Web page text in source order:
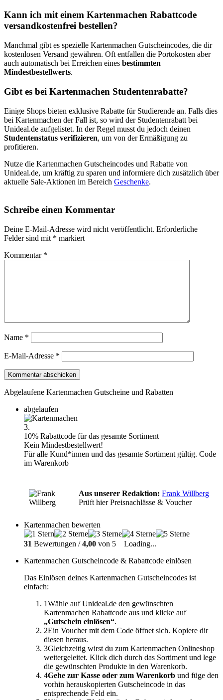
Kann ich mit einem Kartenmachen Rabattcode
versandkostenfrei bestellen?
Manchmal gibt es spezielle Kartenmachen Gutscheincodes, die dir
kostenlosen Versand gewähren. Oft entfallen die Portokosten aber
auch automatisch bei Erreichen eines bestimmten
Mindestbestellwerts.
Gibt es bei Kartenmachen Studentenrabatte?
Einige Shops bieten exklusive Rabatte für Studierende an. Falls dies
bei Kartenmachen der Fall ist, so wird der Studentenrabatt bei
Unideal.de aufgelistet. In der Regel musst du jedoch deinen
Studentenstatus verifizieren, um von der Ermäßigung zu
profitieren.
Nutze die Kartenmachen Gutscheincodes und Rabatte von
Unideal.de, um kräftig zu sparen und informiere dich zusätzlich über
aktuelle Sale-Aktionen im Bereich Geschenke.
Schreibe einen Kommentar
Deine E-Mail-Adresse wird nicht veröffentlicht. Erforderliche
Felder sind mit * markiert
Kommentar *
Name *
E-Mail-Adresse *
Abgelaufene Kartenmachen Gutscheine und Rabatten
abgelaufen
3.
10% Rabattcode für das gesamte Sortiment
Kein Mindestbestellwert!
Für alle Kund*innen und das gesamte Sortiment gültig. Code
im Warenkorb
Aus unserer Redaktion: Frank Willberg
Prüft hier Preisnachlässe & Voucher
Kartenmachen bewerten
31 Bewertungen /4,00 von 5
Loading...
Kartenmachen Gutscheincode & Rabattcode einlösen
Das Einlösen deines Kartenmachen Gutscheincodes ist
einfach:
1Wähle auf Unideal.de den gewünschten
Kartenmachen Rabattcode aus und klicke auf
„Gutschein einlösen“.
2Ein Voucher mit dem Code öffnet sich. Kopiere dir
diesen heraus.
3Gleichzeitig wirst du zum Kartenmachen Onlineshop
weitergeleitet. Klick dich durch das Sortiment und lege
die gewünschten Produkte in den Warenkorb.
4Gehe zur Kasse oder zum Warenkorb und füge den
vorhin herauskopierten Gutscheincode in das
entsprechende Feld ein.